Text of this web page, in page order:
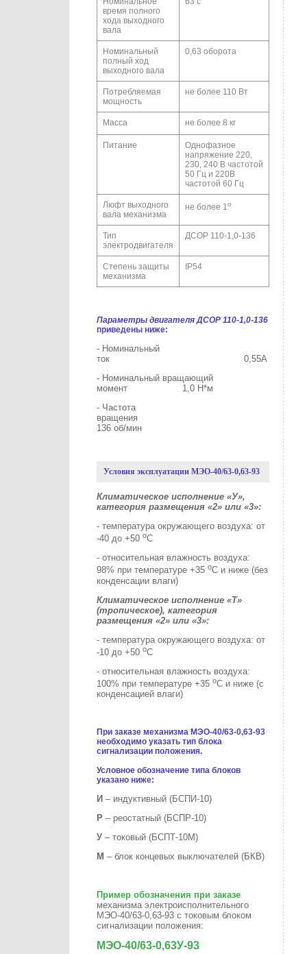
время полного
хода выходного
вала
Номинальный
полный ход
выходного вала
0,63 оборота
Потребляемая
мощность
не более 110 Вт
Масса не более 8 кг
Питание
Однофазное
напряжение 220,
230, 240 В частотой
50 Гц и 220В
частотой 60 Гц
Люфт выходного
вала механизма
не более 1о
Тип
электродвигателя
ДСОР 110-1,0-136
Степень защиты
механизма
IP54
Параметры двигателя ДСОР 110-1,0-136
приведены ниже:
- Номинальный
ток 0,55А
- Номинальный вращающий
момент 1,0 Н*м
- Частота
вращения
136 об/мин
Условия эксплуатации МЭО-40/63-0,63-93
Климатическое исполнение «У»,
категория размещения «2» или «3»:
- температура окружающего воздуха: от
-40 до +50 оС
- относительная влажность воздуха:
98% при температуре +35 оС и ниже (без
конденсации влаги)
Климатическое исполнение «Т»
(тропическое), категория
размещения «2» или «3»:
- температура окружающего воздуха: от
-10 до +50 оС
- относительная влажность воздуха:
100% при температуре +35 оС и ниже (с
конденсацией влаги)
При заказе механизма МЭО-40/63-0,63-93
необходимо указать тип блока
сигнализации положения.
Условное обозначение типа блоков
указано ниже:
И – индуктивный (БСПИ-10)
Р – реостатный (БСПР-10)
У – токовый (БСПТ-10М)
М – блок концевых выключателей (БКВ)
Пример обозначения при заказе
механизма электроисполнительного
МЭО-40/63-0,63-93 с токовым блоком
сигнализации положения:
МЭО-40/63-0,63У-93